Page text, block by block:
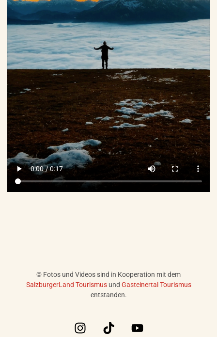
© Fotos und Videos sind in Kooperation mit dem
SalzburgerLand Tourismusund Gasteinertal Tourismus
entstanden.
I
n
T
i
Y
o